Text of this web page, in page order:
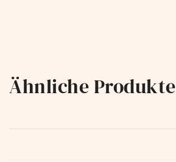
Ähnliche Produkte